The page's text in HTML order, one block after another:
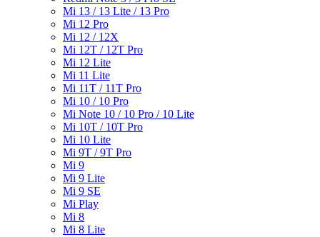
Mi 13 / 13 Lite / 13 Pro
Mi 12 Pro
Mi 12 / 12X
Mi 12T / 12T Pro
Mi 12 Lite
Mi 11 Lite
Mi 11T / 11T Pro
Mi 10 / 10 Pro
Mi Note 10 / 10 Pro / 10 Lite
Mi 10T / 10T Pro
Mi 10 Lite
Mi 9T / 9T Pro
Mi 9
Mi 9 Lite
Mi 9 SE
Mi Play
Mi 8
Mi 8 Lite